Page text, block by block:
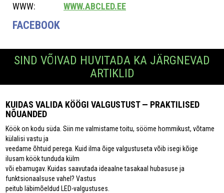
WWW:
WWW.ABCLED.EE
FACEBOOK
SIND VÕIVAD HUVITADA KA JÄRGNEVAD
ARTIKLID
KUIDAS VALIDA KÖÖGI VALGUSTUST — PRAKTILISED
NÕUANDED
Köök on kodu süda. Siin me valmistame toitu, sööme hommikust, võtame
külalisi vastu ja
veedame õhtuid perega. Kuid ilma õige valgustuseta võib isegi kõige
ilusam köök tunduda külm
või ebamugav. Kuidas saavutada ideaalne tasakaal hubasuse ja
funktsionaalsuse vahel? Vastus
peitub läbimõeldud LED-valgustuses.